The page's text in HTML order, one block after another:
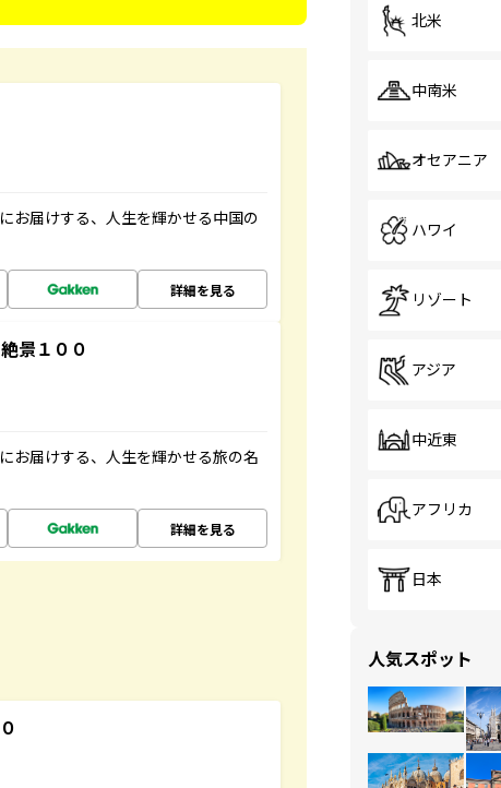
お届けする、人生を輝かせる中国の
詳細を見る
景１００
お届けする、人生を輝かせる旅の名
詳細を見る
北米
中南米
オセアニア
ハワイ
リゾート
アジア
中近東
アフリカ
日本
人気スポット